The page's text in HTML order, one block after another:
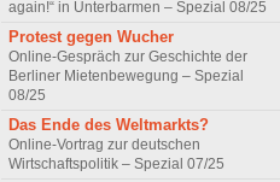
again!“ in Unterbarmen – Spezial 08/25
Protest gegen Wucher
Online-Gespräch zur Geschichte der
Berliner Mietenbewegung – Spezial
08/25
Das Ende des Weltmarkts?
Online-Vortrag zur deutschen
Wirtschaftspolitik – Spezial 07/25